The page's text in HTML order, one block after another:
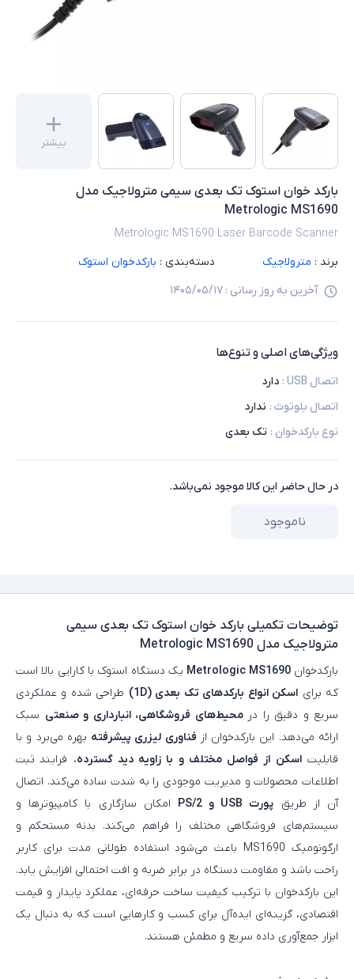
بیشتر
بارکد خوان استوک تک بعدی سیمی مترولاجیک مدل
Metrologic MS1690
Metrologic MS1690 Laser Barcode Scanner
برند : مترولاجیک دسته‌بندی : بارکدخوان استوک
آخرین به روز رسانی : ۱۴۰۵/۰۵/۱۷
ویژگی‌های اصلی و تنوع‌ها
اتصال USB : دارد
اتصال بلوتوث : ندارد
نوع بارکدخوان : تک بعدی
در حال حاضر این کالا موجود نمی‌باشد.
ناموجود
توضیحات تکمیلی بارکد خوان استوک تک بعدی سیمی
مترولاجیک مدل Metrologic MS1690
بارکدخوانMetrologic MS1690 یک دستگاه استوک با کارایی بالا است
که برای اسکن انواع بارکدهای تک‌ بعدی (1D)
طراحی شده و عملکردی
سریع و دقیق را در محیط‌های فروشگاهی، انبارداری و صنعتی سبک
ارائه می‌دهد. این بارکدخوان از فناوری لیزری پیشرفته بهره می‌برد و با
قابلیتاسکن از فواصل مختلف و با زاویه دید گسترده، فرایند ثبت
اطلاعات محصولات و مدیریت موجودی را به شدت ساده می‌کند. اتصال
آن از طریق پورت USB و PS/2
امکان سازگاری با کامپیوترها و
سیستم‌های فروشگاهی مختلف را فراهم می‌کند. بدنه مستحکم و
ارگونومیک MS1690 باعث می‌شود استفاده طولانی مدت برای کاربر
راحت باشد و مقاومت دستگاه در برابر ضربه و افت احتمالی افزایش یابد.
این بارکدخوان با ترکیب کیفیت ساخت حرفه‌ای، عملکرد پایدار و قیمت
اقتصادی، گزینه‌ای ایده‌آل برای کسب‌ و کارهایی است که به دنبال یک
ابزار جمع‌آوری داده سریع و مطمئن هستند.